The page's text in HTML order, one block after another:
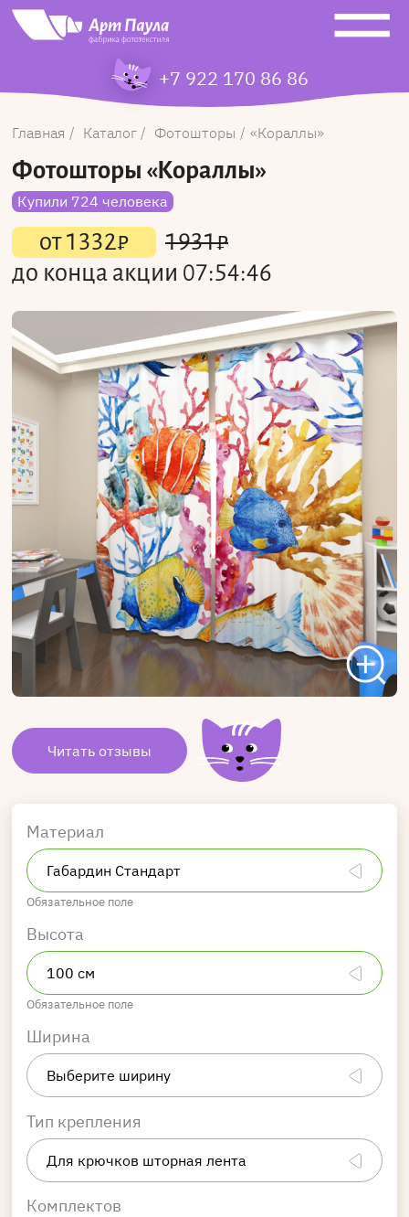
+7 922 170 86 86
Главная Каталог Фотошторы Кораллы
Фотошторы «Кораллы»
Купили 724 человека
от1332₽ 1931₽
до конца акции 07:54:46
Читать отзывы
Материал
Обязательное поле
Высота
Обязательное поле
Ширина
Тип крепления
Комплектов